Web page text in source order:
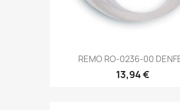
REMO RO-0236-00
13,94 €